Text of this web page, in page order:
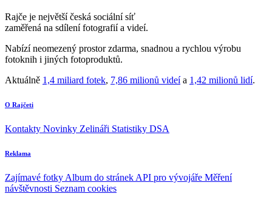
Rajče je největší česká sociální síť
zaměřená na sdílení fotografií a videí.
Nabízí neomezený prostor zdarma, snadnou a rychlou výrobu
fotoknih i jiných fotoproduktů.
Aktuálně 1,4 miliard fotek, 7,86 milionů videía 1,42 milionů lidí.
O Rajčeti
Kontakty Novinky Zelináři Statistiky DSA
Reklama
Zajímavé fotky Album do stránek API pro vývojáře Měření
návštěvnosti Seznam cookies